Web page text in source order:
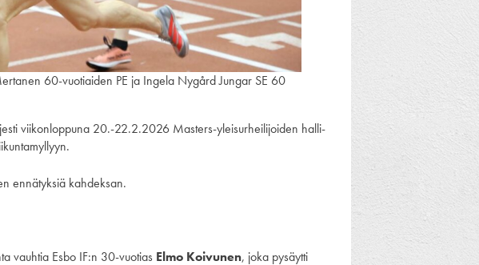
60-vuotiaiden PE ja Ingela Nygård Jungar SE 60
viikonloppuna 20.-22.2.2026 Masters-yleisurheilijoiden halli-
ennätyksiä kahdeksan.
vauhtia Esbo IF:n 30-vuotias Elmo Koivunen, joka pysäytti